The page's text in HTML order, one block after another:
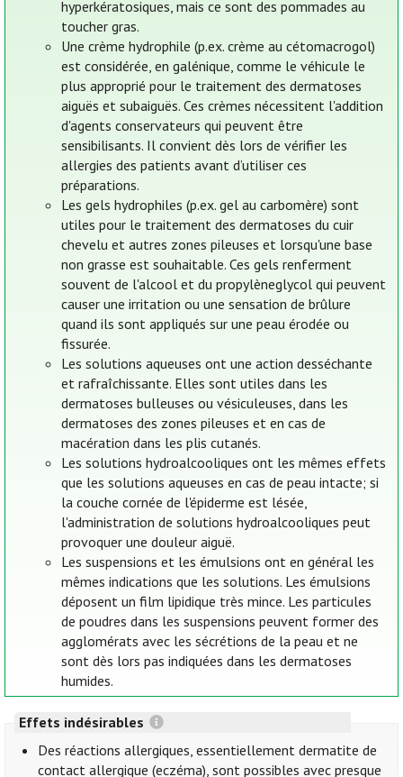
hyperkératosiques, mais ce sont des pommades au
toucher gras.
Une crème hydrophile (p.ex. crème au cétomacrogol)
est considérée, en galénique, comme le véhicule le
plus approprié pour le traitement des dermatoses
aiguës et subaiguës. Ces crèmes nécessitent l'addition
d'agents conservateurs qui peuvent être
sensibilisants. Il convient dès lors de vérifier les
allergies des patients avant d’utiliser ces
préparations.
Les gels hydrophiles (p.ex. gel au carbomère) sont
utiles pour le traitement des dermatoses du cuir
chevelu et autres zones pileuses et lorsqu'une base
non grasse est souhaitable. Ces gels renferment
souvent de l'alcool et du propylèneglycol qui peuvent
causer une irritation ou une sensation de brûlure
quand ils sont appliqués sur une peau érodée ou
fissurée.
Les solutions aqueuses ont une action desséchante
et rafraîchissante. Elles sont utiles dans les
dermatoses bulleuses ou vésiculeuses, dans les
dermatoses des zones pileuses et en cas de
macération dans les plis cutanés.
Les solutions hydroalcooliques ont les mêmes effets
que les solutions aqueuses en cas de peau intacte; si
la couche cornée de l'épiderme est lésée,
l'administration de solutions hydroalcooliques peut
provoquer une douleur aiguë.
Les suspensions et les émulsions ont en général les
mêmes indications que les solutions. Les émulsions
déposent un film lipidique très mince. Les particules
de poudres dans les suspensions peuvent former des
agglomérats avec les sécrétions de la peau et ne
sont dès lors pas indiquées dans les dermatoses
humides.
Effets indésirables
Des réactions allergiques, essentiellement dermatite de
contact allergique (eczéma), sont possibles avec presque